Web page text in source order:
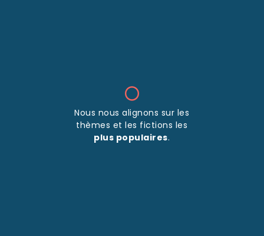
Nous nous alignons sur les
thèmes et les fictions les
plus populaires.